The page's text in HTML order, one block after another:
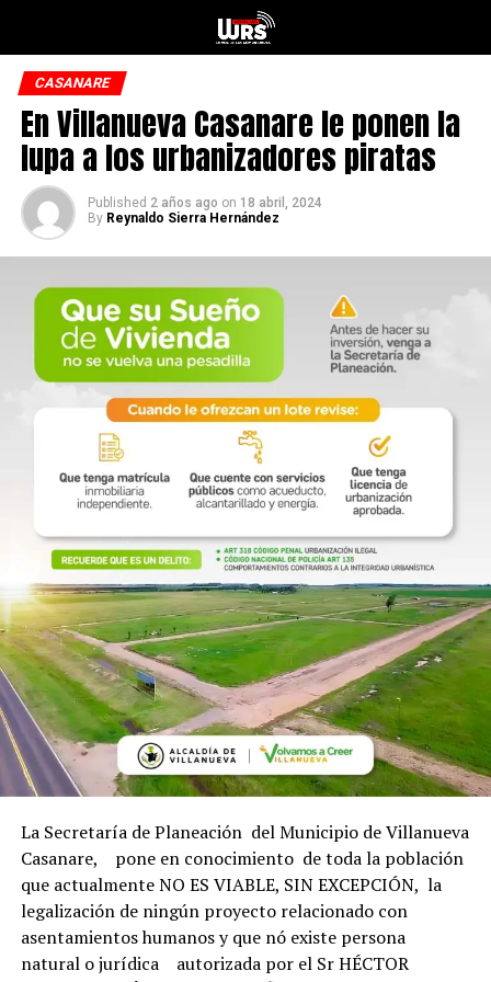
CASANARE
En Villanueva Casanare le ponen la
lupa a los urbanizadores piratas
Published 2 años ago on 18 abril, 2024
By Reynaldo Sierra Hernández
La Secretaría de Planeación del Municipio de Villanueva
Casanare, pone en conocimiento de toda la población
que actualmente NO ES VIABLE, SIN EXCEPCIÓN, la
legalización de ningún proyecto relacionado con
asentamientos humanos y que nó existe persona
natural o jurídica autorizada por el Sr HÉCTOR